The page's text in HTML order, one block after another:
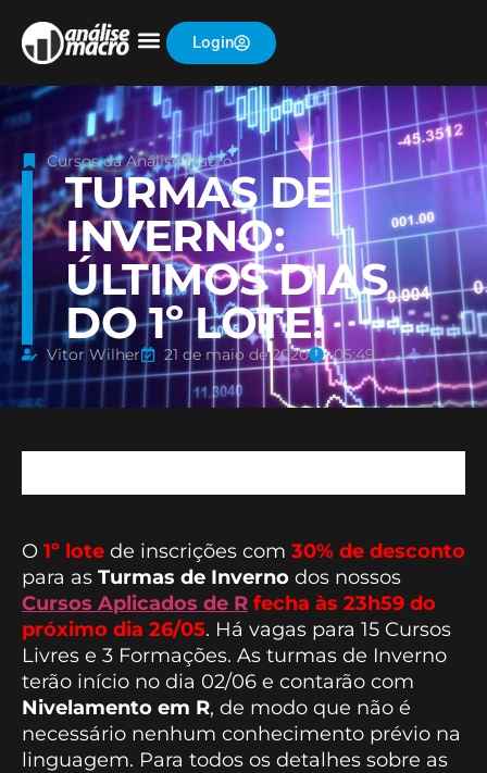
Login
Cursos da Análise Macro
TURMAS DE
INVERNO:
ÚLTIMOS DIAS
DO 1º LOTE!
Vitor Wilher 21 de maio de 2020 05:49
O 1º lote de inscrições com 30% de desconto
para as Turmas de Inverno dos nossos
Cursos Aplicados de R fecha às 23h59 do
próximo dia 26/05. Há vagas para 15 Cursos
Livres e 3 Formações. As turmas de Inverno
terão início no dia 02/06 e contarão com
Nivelamento em R, de modo que não é
necessário nenhum conhecimento prévio na
linguagem. Para todos os detalhes sobre as